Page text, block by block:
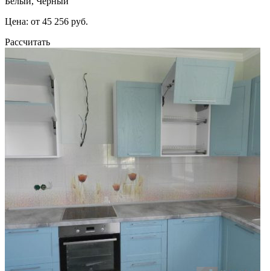
Цена: от 45 256 руб.
Рассчитать